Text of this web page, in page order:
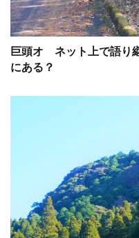
巨頭オ ネット上で語り
にある？